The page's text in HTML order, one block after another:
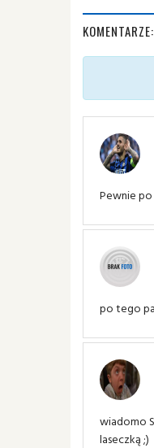
KOMENTARZE:
Pewnie po
po tego
wiadomo
laseczką ;)